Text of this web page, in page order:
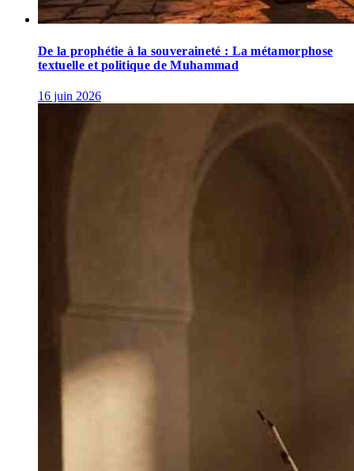
De la prophétie à la souveraineté : La métamorphose
textuelle et politique de Muhammad
16 juin 2026